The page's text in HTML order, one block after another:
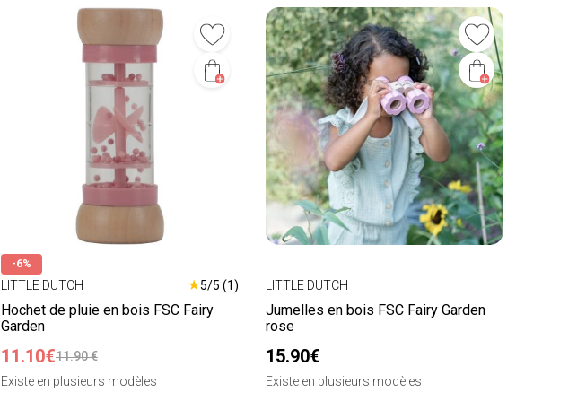
-6%
LITTLE DUTCH ★5/5 (1)
Hochet de pluie en bois FSC Fairy
Garden
11.10€11.90 €
Existe en plusieurs modèles
LITTLE DUTCH
Jumelles en bois FSC Fairy Garden
rose
15.90€
Existe en plusieurs modèles